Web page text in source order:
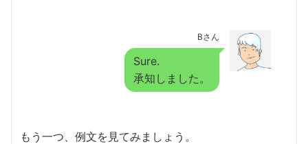
Bさん
Sure.
承知しました。
もう一つ、例文を見てみましょう。